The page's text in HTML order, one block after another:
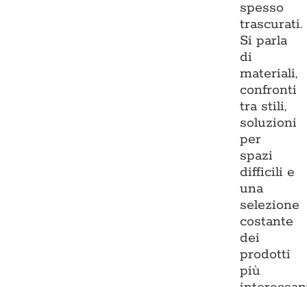
spesso
trascurati.
Si parla
di
materiali,
confronti
tra stili,
soluzioni
per
spazi
difficili e
una
selezione
costante
dei
prodotti
più